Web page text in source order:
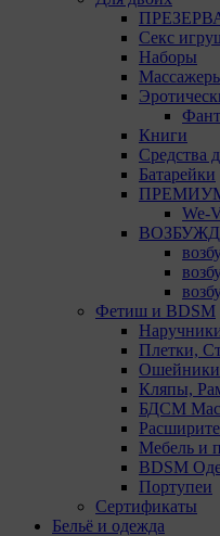
Секс
Наборы
Книги
Средства
Батарейки
We-
Фетиш и BDSM
Плетки,
Ошейники
Кляпы,
БДСМ
Мебель и
BDSM
Портупеи
Сертификаты
Бельё и одежда
основных браузеров:
Microsoft Edge
Internet Explorer
15. Пользователь
с имеющимся у него
использования
Общества:
Настройка cookie
Мы обрабатываем куки
нижеуказанными
идентификации
Мы поручаем
указанных целей
лицам).